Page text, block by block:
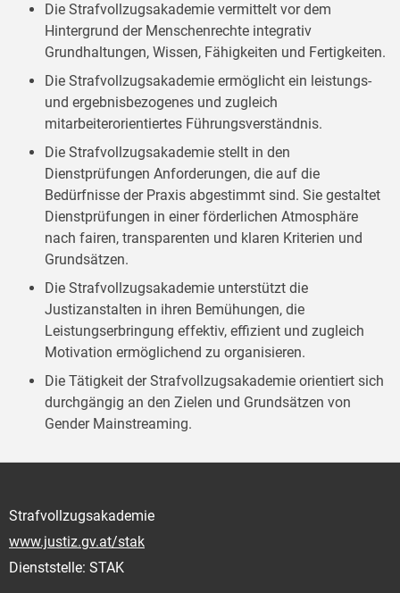
Die Strafvollzugsakademie vermittelt vor dem
Hintergrund der Menschenrechte integrativ
Grundhaltungen, Wissen, Fähigkeiten und Fertigkeiten.
Die Strafvollzugsakademie ermöglicht ein leistungs-
und ergebnisbezogenes und zugleich
mitarbeiterorientiertes Führungsverständnis.
Die Strafvollzugsakademie stellt in den
Dienstprüfungen Anforderungen, die auf die
Bedürfnisse der Praxis abgestimmt sind. Sie gestaltet
Dienstprüfungen in einer förderlichen Atmosphäre
nach fairen, transparenten und klaren Kriterien und
Grundsätzen.
Die Strafvollzugsakademie unterstützt die
Justizanstalten in ihren Bemühungen, die
Leistungserbringung effektiv, effizient und zugleich
Motivation ermöglichend zu organisieren.
Die Tätigkeit der Strafvollzugsakademie orientiert sich
durchgängig an den Zielen und Grundsätzen von
Gender Mainstreaming.
Strafvollzugsakademie
www.justiz.gv.at/stak
Dienststelle: STAK